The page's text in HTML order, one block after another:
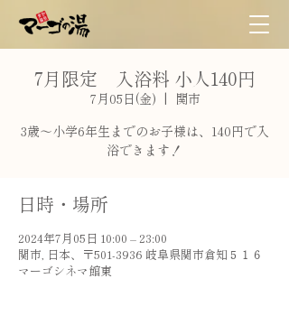
7月限定 入浴料 小人140円
7月05日(金)
  |
関市
3歳〜小学6年生までのお子様は、140円で入
浴できます！
日時・場所
2024年7月05日 10:00 – 23:00
関市, 日本、〒501-3936 岐阜県関市倉知５１６
マーゴシネマ館東